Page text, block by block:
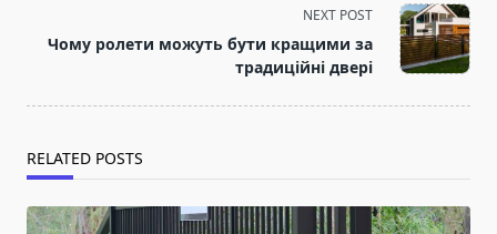
reader-
NEXT POST
Чому ролети можуть бути кращими за
традиційні двері
RELATED POSTS